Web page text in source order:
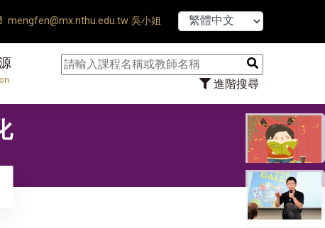
mengfen@mx.nthu.edu.tw 吳小姐
進階搜尋
【7/31】114